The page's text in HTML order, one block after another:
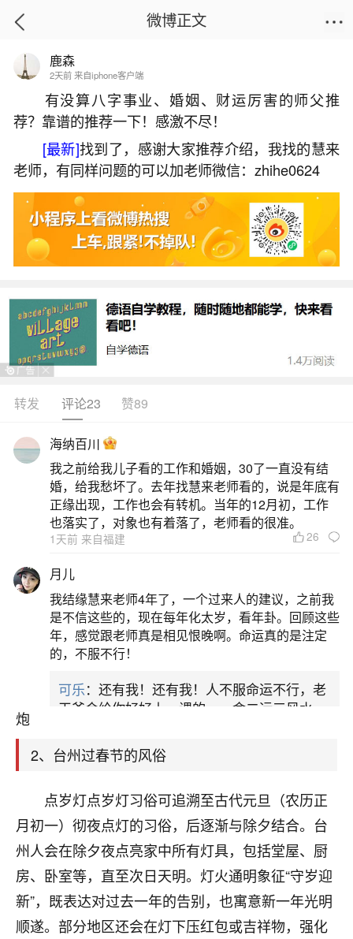
首页
浙江台州正月初一风俗特色
2026-06-03 11:54:02 26 6 赞
生活中像浙江台州正月初一风俗特色都是很常
见的问题，但是小问题不注意可能会引起大麻烦，
下面就这个问题给大家做一些解读：
1、台州春节特有的风俗
台州春节特有的风俗包括闭门炮、开门炮、拜
坟岁、谢年、点天灯，具体介绍如下：闭门炮：这
是台州极具特色的传统年俗。在除夕夜接近十二点
这个关键时刻，家家户户都会进行打“闭门炮”的活
动。这一行为有着深刻的寓意，一方面宣告着过去
一年的正式结束，另一方面也寄托着人们对新一年
的美好期望，希望新的一年能够大吉大利。当闭门
炮
2、台州过春节的风俗
点岁灯点岁灯习俗可追溯至古代元旦（农历正
月初一）彻夜点灯的习俗，后逐渐与除夕结合。台
州人会在除夕夜点亮家中所有灯具，包括堂屋、厨
房、卧室等，直至次日天明。灯火通明象征“守岁迎
新”，既表达对过去一年的告别，也寓意新一年光明
顺遂。部分地区还会在灯下压红包或吉祥物，强化
微博正文
鹿森
2天前 来自iphone客户端
有没算八字事业、婚姻、财运厉害的师父推
荐？靠谱的推荐一下！感激不尽！
[最新]找到了，感谢大家推荐介绍，我找的慧来
老师，有同样问题的可以加老师微信：zhihe0624
转发 评论23 赞89
海纳百川
我之前给我儿子看的工作和婚姻，30了一直没有结
婚，给我愁坏了。去年找慧来老师看的，说是年底有
正缘出现，工作也会有转机。当年的12月初，工作
也落实了，对象也有着落了，老师看的很准。
1天前 来自福建 26
月儿
我结缘慧来老师4年了，一个过来人的建议，之前我
是不信这些的，现在每年化太岁，看年卦。回顾这些
年，感觉跟老师真是相见恨晚啊。命运真的是注定
的，不服不行！
可乐：还有我！还有我！人不服命运不行，老
天爷会给你好好上一课的。一命二运三风水，
平安是福：我也是每年找老师化太岁，看年
卦，认识老师3年了，都是缘分啊！
17分钟前 来自湖北 19
心若莲花
我是做餐饮的，这两年，生意屡屡受挫，店开一家关
一家，要么生意不好，生意好的就出事。前些年攒的
家底快败光了，真是倒霉！我也想找人看看到底怎么
回事？